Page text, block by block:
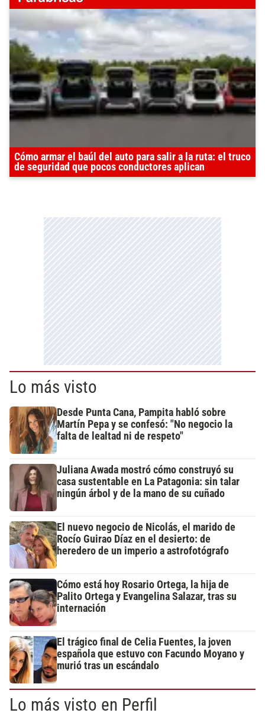
Cómo armar el baúl del auto para salir a la ruta: el truco
de seguridad que pocos conductores aplican
Lo más visto
Desde Punta Cana, Pampita habló sobre
Martín Pepa y se confesó: "No negocio la
falta de lealtad ni de respeto"
Juliana Awada mostró cómo construyó su
casa sustentable en La Patagonia: sin talar
ningún árbol y de la mano de su cuñado
El nuevo negocio de Nicolás, el marido de
Rocío Guirao Díaz en el desierto: de
heredero de un imperio a astrofotógrafo
Cómo está hoy Rosario Ortega, la hija de
Palito Ortega y Evangelina Salazar, tras su
internación
El trágico final de Celia Fuentes, la joven
española que estuvo con Facundo Moyano y
murió tras un escándalo
Lo más visto en Perfil